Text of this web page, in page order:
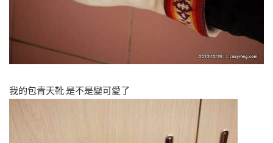
我的包青天靴 是不是變可愛了